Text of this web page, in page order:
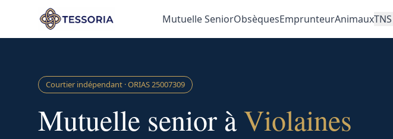
Aller au contenu principal
Mutuelle SeniorObsèquesEmprunteurAnimauxTNS
Courtier indépendant · ORIAS25007309
Mutuelle senior àViolaines